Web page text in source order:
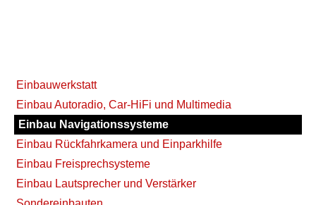
Navigation
überspringen
Einbauwerkstatt
Einbau Autoradio, Car-HiFi und Multimedia
Einbau Navigationssysteme
Einbau Rückfahrkamera und Einparkhilfe
Einbau Freisprechsysteme
Einbau Lautsprecher und Verstärker